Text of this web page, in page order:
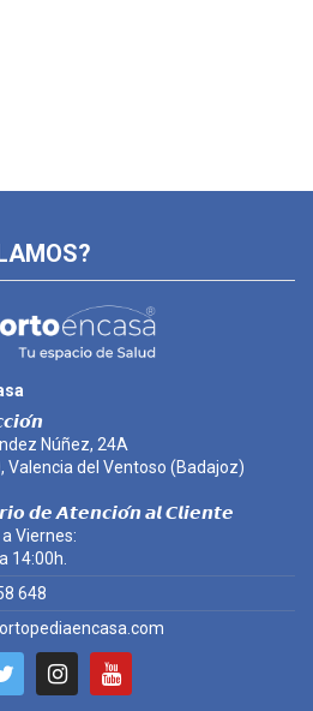
Núñez, 24A
Valencia del Ventoso (Badajoz)
𝙙𝙚 𝘼𝙩𝙚𝙣𝙘𝙞𝙤́𝙣 𝙖𝙡 𝘾𝙡𝙞𝙚𝙣𝙩𝙚
Viernes:
14:00h.
648